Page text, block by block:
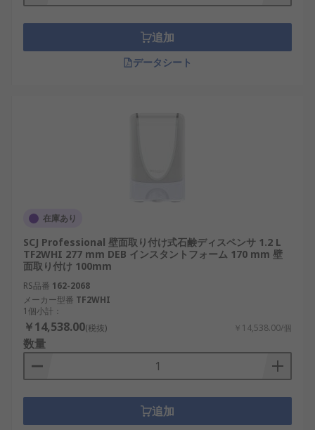
色は、黒、 白、 クロム、ステンレススチール
ペンサを取り揃えています。
追加
データシート
在庫あり
SCJ Professional 壁面取り付け式石鹸ディスペンサ 1.2 L
TF2WHI 277 mm DEB インスタントフォーム 170 mm 壁
面取り付け 100mm
RS品番 162-2068
メーカー型番 TF2WHI
1個小計：
￥14,538.00(税抜) ￥14,538.00/個
数量
追加